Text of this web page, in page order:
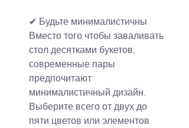
✔ Будьте минималистичны
Вместо того чтобы заваливать
стол десятками букетов,
современные пары
предпочитают
минималистичный дизайн.
Выберите всего от двух до
пяти цветов или элементов